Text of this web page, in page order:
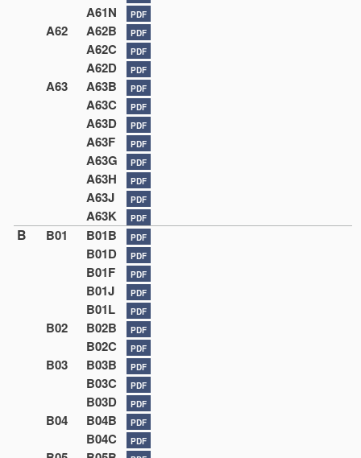
A61N PDF
A62 A62B PDF
A62C PDF
A62D PDF
A63 A63B PDF
A63C PDF
A63D PDF
A63F PDF
A63G PDF
A63H PDF
A63J PDF
A63K PDF
B B01 B01B PDF
B01D PDF
B01F PDF
B01J PDF
B01L PDF
B02 B02B PDF
B02C PDF
B03 B03B PDF
B03C PDF
B03D PDF
B04 B04B PDF
B04C PDF